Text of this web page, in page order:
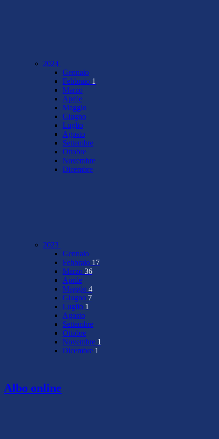
2024
Gennaio
Febbraio 1
Marzo
Aprile
Maggio
Giugno
Luglio
Agosto
Settembre
Ottobre
Novembre
Dicembre
2023
Gennaio
Febbraio 17
Marzo 36
Aprile
Maggio 4
Giugno 7
Luglio 1
Agosto
Settembre
Ottobre
Novembre 1
Dicembre 1
Albo online